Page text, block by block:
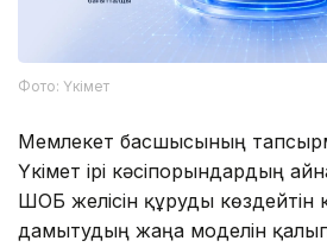
Фото: Үкімет
Мемлекет басшысының
Үкімет ірі кәсіпорындардың
ШОБ желісін құруды көздейтін
дамытудың жаңа моделін